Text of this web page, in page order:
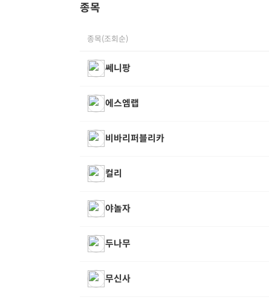
종목
종목(조회순)
쎄니팡
에스엠랩
비바리퍼블리카
컬리
야놀자
두나무
무신사